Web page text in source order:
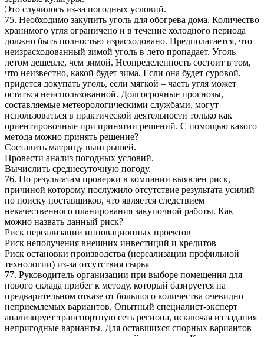
Это случилось из-за погодных условий.
75. Необходимо закупить уголь для обогрева дома. Количество
хранимого угля ограничено и в течение холодного периода
должно быть полностью израсходовано. Предполагается, что
неизрасходованный зимой уголь в лето пропадает. Уголь
летом дешевле, чем зимой. Неопределенность состоит в том,
что неизвестно, какой будет зима. Если она будет суровой,
придется докупать уголь, если мягкой – часть угля может
остаться неиспользованной. Долгосрочные прогнозы,
составляемые метеорологическими службами, могут
использоваться в практической деятельности только как
ориентировочные при принятии решений. С помощью какого
метода можно принять решение?
Составить матрицу выигрышей.
Провести анализ погодных условий.
Вычислить среднесуточную погоду.
76. По результатам проверки в компании выявлен риск,
причиной которому послужило отсутствие результата усилий
по поиску поставщиков, что является следствием
некачественного планирования закупочной работы. Как
можно назвать данный риск?
Риск нереализации инновационных проектов
Риск неполучения внешних инвестиций и кредитов
Риск остановки производства (нереализации профильной
технологии) из-за отсутствия сырья
77. Руководитель организации при выборе помещения для
нового склада прибег к методу, который базируется на
предварительном отказе от большого количества очевидно
неприемлемых вариантов. Опытный специалист-эксперт
анализирует транспортную сеть региона, исключая из задания
непригодные варианты. Для оставшихся спорных вариантов